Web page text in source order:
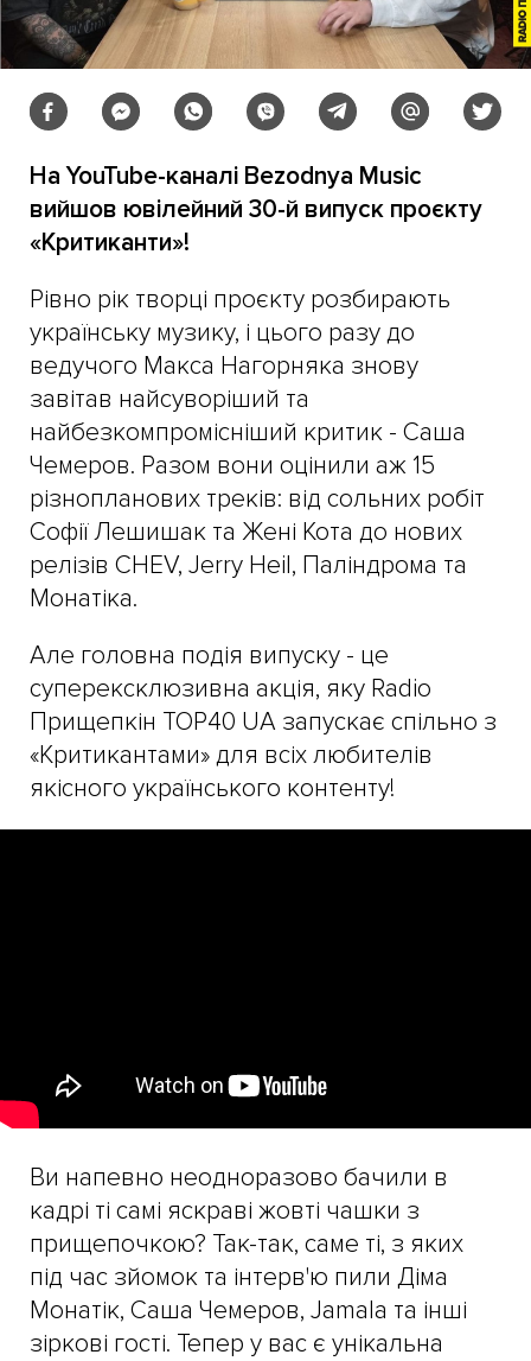
На YouTube-каналі Bezodnya Music
вийшов ювілейний 30-й випуск проєкту
«Критиканти»!
Рівно рік творці проєкту розбирають
українську музику, і цього разу до
ведучого Макса Нагорняка знову
завітав найсуворіший та
найбезкомпромісніший критик - Саша
Чемеров. Разом вони оцінили аж 15
різнопланових треків: від сольних робіт
Софії Лешишак та Жені Кота до нових
релізів CHEV, Jerry Heil, Паліндрома та
Монатіка.
Але головна подія випуску - це
суперексклюзивна акція, яку Radio
Прищепкін TOP40 UA запускає спільно з
«Критикантами» для всіх любителів
якісного українського контенту!
Ви напевно неодноразово бачили в
кадрі ті самі яскраві жовті чашки з
прищепочкою? Так-так, саме ті, з яких
під час зйомок та інтерв'ю пили Діма
Монатік, Саша Чемеров, Jamala та інші
зіркові гості. Тепер у вас є унікальна